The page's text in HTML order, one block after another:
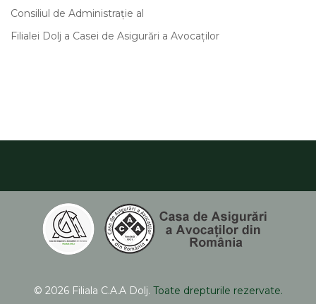
Consiliul de Administrație al
Filialei Dolj a Casei de Asigurări a Avocaților
© 2026 Filiala C.A.A Dolj. Toate drepturile rezervate.